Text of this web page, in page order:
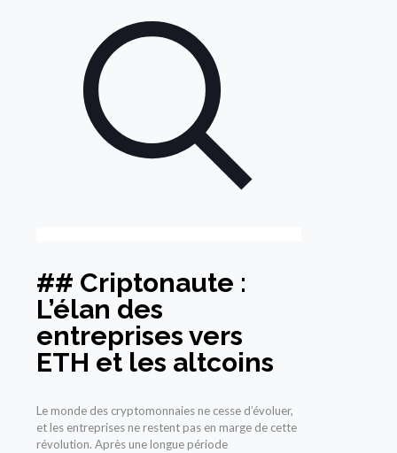
## Criptonaute :
L’élan des
entreprises vers
ETH et les altcoins
Le monde des cryptomonnaies ne cesse d’évoluer,
et les entreprises ne restent pas en marge de cette
révolution. Après une longue période